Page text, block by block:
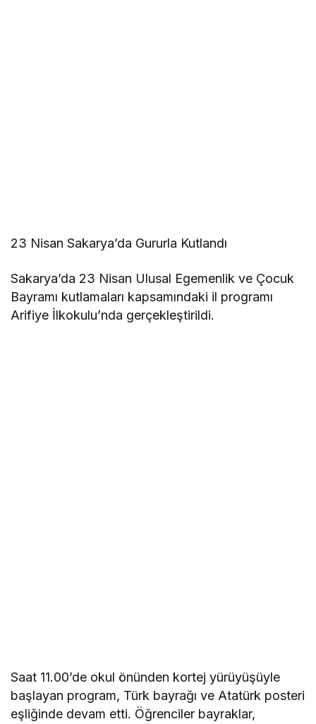
23 Nisan Sakarya’da Gururla Kutlandı
Sakarya’da 23 Nisan Ulusal Egemenlik ve Çocuk
Bayramı kutlamaları kapsamındaki il programı
Arifiye İlkokulu’nda gerçekleştirildi.
Saat 11.00’de okul önünden kortej yürüyüşüyle
başlayan program, Türk bayrağı ve Atatürk posteri
eşliğinde devam etti. Öğrenciler bayraklar,